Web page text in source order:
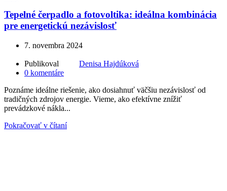
Tepelné čerpadlo a fotovoltika: ideálna kombinácia
pre energetickú nezávislosť
7. novembra 2024
Publikoval
Denisa Hajdúková
0 komentáre
Poznáme ideálne riešenie, ako dosiahnuť väčšiu nezávislosť od
tradičných zdrojov energie. Vieme, ako efektívne znížiť
prevádzkové nákla...
Pokračovať v čítaní